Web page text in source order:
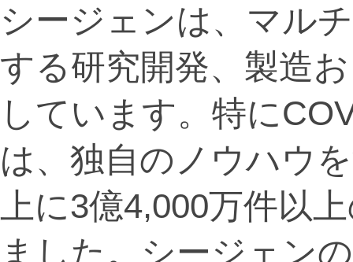
シージェンは、マル
する研究開発、製造
しています。特に
は、独自のノウハウ
上に3億4,000万件以
ました。シージェン